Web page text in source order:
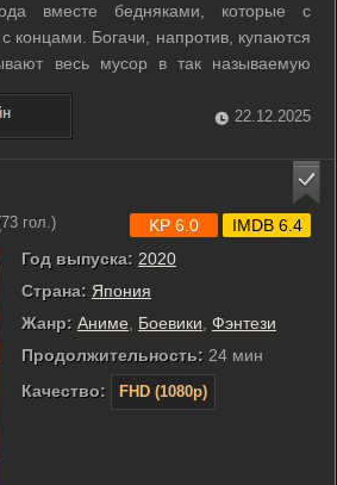
вместе бедняками, которые с
концами. Богачи, напротив, купаются
весь мусор в так называемую
ложно обвиняют в убийстве Регто
ужасному наказанию - изгнанию в
22.12.2025
73 гол.)
Год выпуска: 2020
Страна: Япония
Жанр: Аниме Боевики Фэнтези
Продолжительность: 24 мин
Качество:
FHD (1080p)
KP 6.0 IMDB 6.4